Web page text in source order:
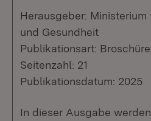
Herausgeber:
und Gesundheit
Publikationsart: Broschüre
Seitenzahl: 21
Publikationsdatum: 2025
In dieser Ausgabe